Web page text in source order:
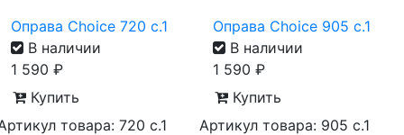
Оправа Choice 720 с.1
В наличии
1 590 ₽
Купить
товара: 720 с.1
Оправа Choice 905 с.1
В наличии
1 590 ₽
Купить
Артикул товара: 905 с.1